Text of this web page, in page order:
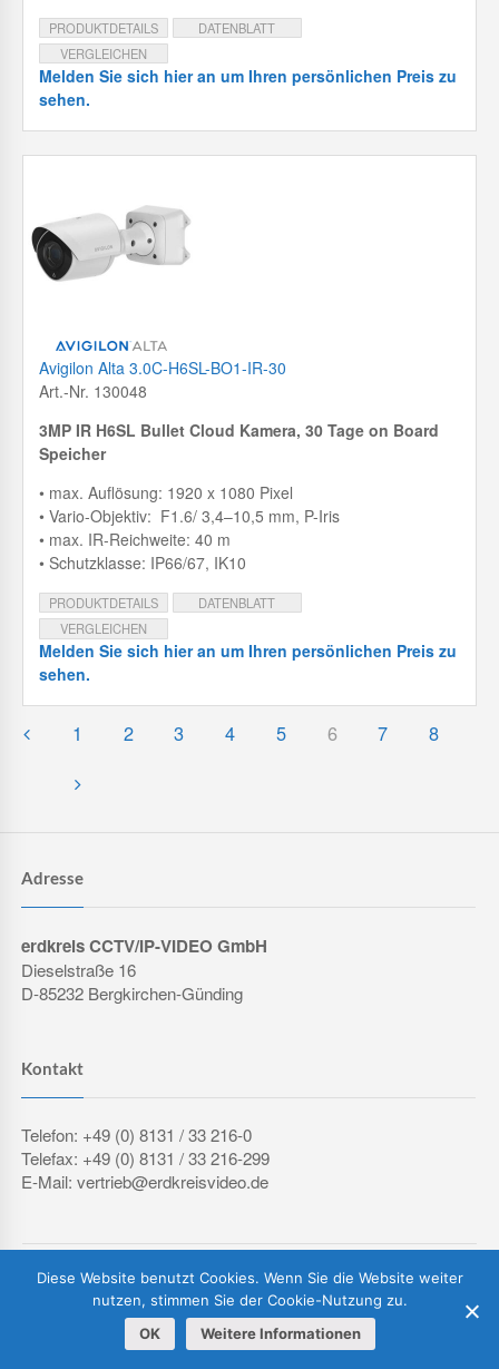
PRODUKTDETAILS
DATENBLATT
VERGLEICHEN
Melden Sie sich hier an um Ihren persönlichen Preis zu
sehen.
Avigilon Alta 3.0C-H6SL-BO1-IR-30
Art.-Nr. 130048
3MP IR H6SL Bullet Cloud Kamera, 30 Tage on Board
Speicher
• max. Auflösung: 1920 x 1080 Pixel
• Vario-Objektiv: F1.6/ 3,4–10,5 mm, P-Iris
• max. IR-Reichweite: 40 m
• Schutzklasse: IP66/67, IK10
PRODUKTDETAILS
DATENBLATT
VERGLEICHEN
Melden Sie sich hier an um Ihren persönlichen Preis zu
sehen.
1 2 3 4 5 6 7 8
Adresse
erdkreis CCTV/IP-VIDEO GmbH
Dieselstraße 16
D-85232 Bergkirchen-Günding
Kontakt
Telefon: +49 (0) 8131 / 33 216-0
Telefax: +49 (0) 8131 / 33 216-299
E-Mail: vertrieb@erdkreisvideo.de
IMPRESSUM
DATENSCHUTZERKLÄRUNG AGB
Vertrag widerrufen
Diese Website benutzt Cookies. Wenn Sie die Website weiter
nutzen, stimmen Sie der Cookie-Nutzung zu.
OK
Weitere Informationen